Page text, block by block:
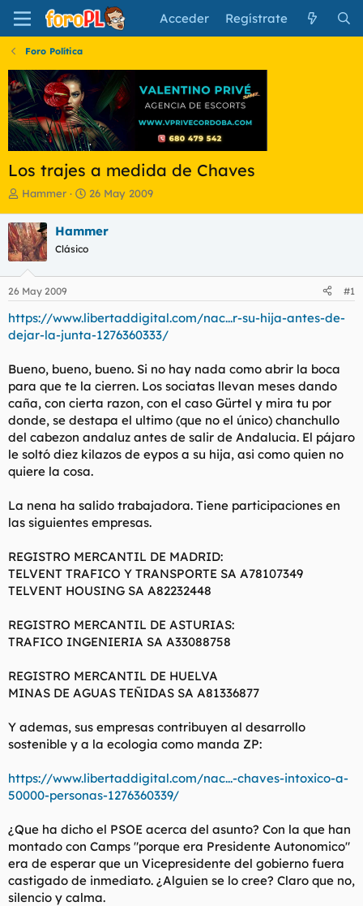
Acceder Regístrate
Foro Política
Los trajes a medida de Chaves
I
i
c
i
a
d
o
d
e
t
e
m
a
Hammer
F
h
e
i
c
26 May 2009
Hammer
Clásico
26 May 2009 #1
https://www.libertaddigital.com/nac...r-su-hija-antes-de-
dejar-la-junta-1276360333/
Bueno, bueno, bueno. Si no hay nada como abrir la boca
para que te la cierren. Los sociatas llevan meses dando
caña, con cierta razon, con el caso Gürtel y mira tu por
donde, se destapa el ultimo (que no el único) chanchullo
del cabezon andaluz antes de salir de Andalucia. El pájaro
le soltó diez kilazos de eypos a su hija, asi como quien no
quiere la cosa.
La nena ha salido trabajadora. Tiene participaciones en
las siguientes empresas.
REGISTRO MERCANTIL DE MADRID:
TELVENT TRAFICO Y TRANSPORTE SA A78107349
TELVENT HOUSING SA A82232448
REGISTRO MERCANTIL DE ASTURIAS:
TRAFICO INGENIERIA SA A33088758
REGISTRO MERCANTIL DE HUELVA
MINAS DE AGUAS TEÑIDAS SA A81336877
Y ademas, sus empresas contribuyen al desarrollo
sostenible y a la ecologia como manda ZP:
https://www.libertaddigital.com/nac...-chaves-intoxico-a-
50000-personas-1276360339/
¿Que ha dicho el PSOE acerca del asunto? Con la que han
montado con Camps "porque era Presidente Autonomico"
era de esperar que un Vicepresidente del gobierno fuera
castigado de inmediato. ¿Alguien se lo cree? Claro que no,
silencio y calma.